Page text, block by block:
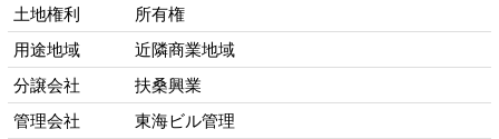
土地権利
所有権
用途地域
近隣商業地域
分譲会社
扶桑興業
管理会社
東海ビル管理